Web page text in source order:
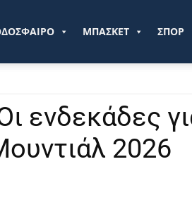
ΜΠΑΣΚΕΤ ΣΠΟΡ
ενδεκάδες
2026